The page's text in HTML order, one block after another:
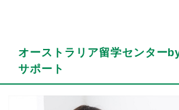
オーストラリア留学センター
サポート